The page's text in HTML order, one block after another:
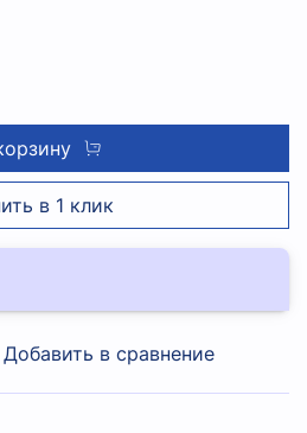
Добавить в сравнение
в 1 клик